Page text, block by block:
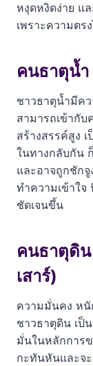
หงุดหงิดง่าย แ
เพราะความตร
คนธาตุน้ำ
ชาวธาตุน้ำมีค
สามารถเข้ากั
สร้างสรรค์สูง
ในทางกลับกัน
และอาจถูกชักจู
ทำความเข้าใจ
ชัดเจนขึ้น
คนธาตุดิน
เสาร์)
ความมั่นคง ห
ชาวธาตุดิน เป็
มั่นในหลักการ
กะทันหันและจ